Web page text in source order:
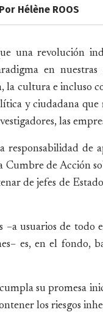
Por Hélène ROOS
una revolución
en nuestras
cultura e incluso
y ciudadana
las
responsabilidad de
Cumbre de Acción
de jefes de
–a usuarios de todo
es, en el fondo,
su promesa
los riesgos